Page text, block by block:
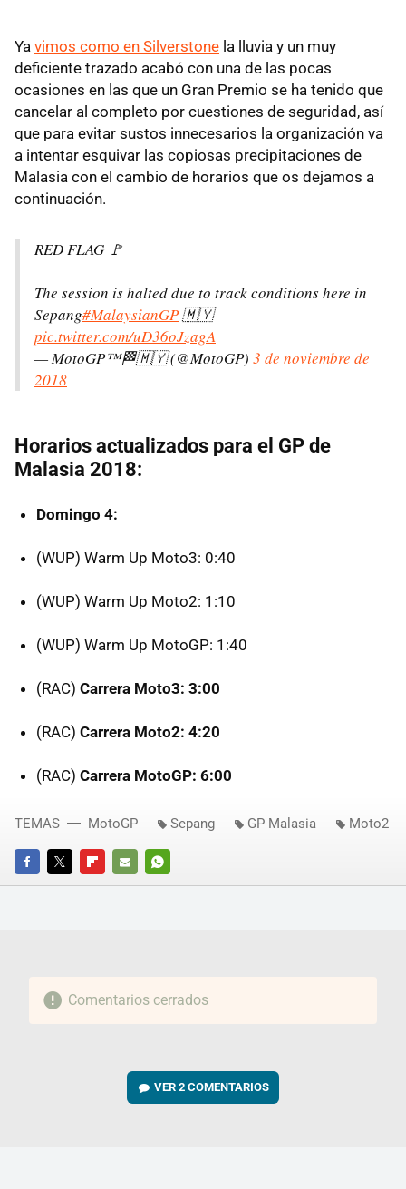
Ya vimos como en Silverstone la lluvia y un muy
deficiente trazado acabó con una de las pocas
ocasiones en las que un Gran Premio se ha tenido que
cancelar al completo por cuestiones de seguridad, así
que para evitar sustos innecesarios la organización va
a intentar esquivar las copiosas precipitaciones de
Malasia con el cambio de horarios que os dejamos a
continuación.
RED FLAG 🚩
The session is halted due to track conditions here in
Sepang#MalaysianGP🇲🇾
pic.twitter.com/uD36oJzagA
— MotoGP™🏁🇲🇾 (@MotoGP) 3 de noviembre de
2018
Horarios actualizados para el GP de
Malasia 2018:
Domingo 4:
(WUP) Warm Up Moto3: 0:40
(WUP) Warm Up Moto2: 1:10
(WUP) Warm Up MotoGP: 1:40
(RAC) Carrera Moto3: 3:00
(RAC) Carrera Moto2: 4:20
(RAC) Carrera MotoGP: 6:00
FACEBOOKTWITTERFLIPBOARD
E-
WHATSAPP
TEMAS MotoGP Sepang GP Malasia Moto2
Comentarios cerrados
VER2 COMENTARIOS